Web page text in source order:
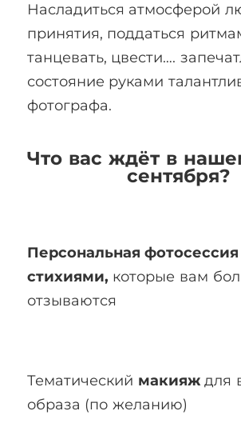
Насладиться атмосферой
принятия, поддаться
танцевать, цвести….
состояние руками
фотографа.
Что вас ждёт в
сентября?
Персональная
стихиями, которые вам
отзываются
Тематический макияждля
образа (по желанию)